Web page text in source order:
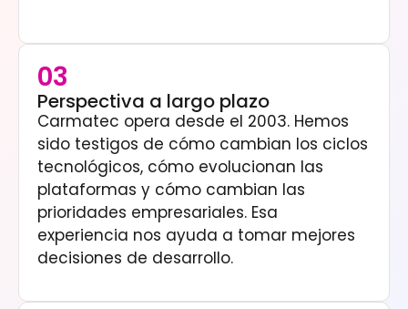
03
Perspectiva a largo plazo
Carmatec opera desde el 2003. Hemos
sido testigos de cómo cambian los ciclos
tecnológicos, cómo evolucionan las
plataformas y cómo cambian las
prioridades empresariales. Esa
experiencia nos ayuda a tomar mejores
decisiones de desarrollo.